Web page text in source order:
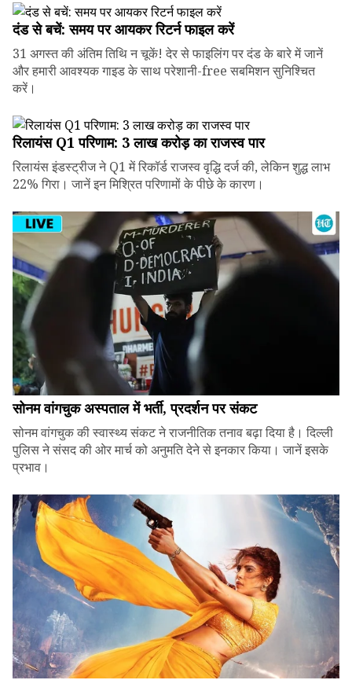
दंड से बचें: समय पर आयकर रिटर्न फाइल करें
31 अगस्त की अंतिम तिथि न चूकें! देर से फाइलिंग पर दंड के बारे में जानें
और हमारी आवश्यक गाइड के साथ परेशानी-free सबमिशन सुनिश्चित
करें।
रिलायंस Q1 परिणाम: ₹3 लाख करोड़ का राजस्व पार
रिलायंस इंडस्ट्रीज ने Q1 में रिकॉर्ड राजस्व वृद्धि दर्ज की, लेकिन शुद्ध लाभ
22% गिरा। जानें इन मिश्रित परिणामों के पीछे के कारण।
सोनम वांगचुक अस्पताल में भर्ती, प्रदर्शन पर संकट
सोनम वांगचुक की स्वास्थ्य संकट ने राजनीतिक तनाव बढ़ा दिया है। दिल्ली
पुलिस ने संसद की ओर मार्च को अनुमति देने से इनकार किया। जानें इसके
प्रभाव।